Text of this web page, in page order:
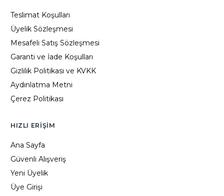
Teslimat Koşulları
Üyelik Sözleşmesi
Mesafeli Satış Sözleşmesi
Garanti ve İade Koşulları
Gizlilik Politikası ve KVKK
Aydınlatma Metni
Çerez Politikası
HIZLI ERIŞIM
Ana Sayfa
Güvenli Alışveriş
Yeni Üyelik
Üye Girişi